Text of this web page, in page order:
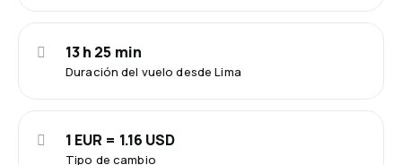
Duración del vuelo desde Lima
13 h 25 min
Tipo de cambio
1 EUR = 1.16 USD